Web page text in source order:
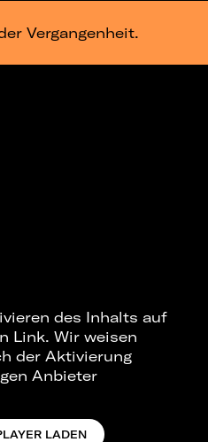
Vergangenheit.
des Inhalts auf
Link. Wir weisen
der Aktivierung
Anbieter
LADEN